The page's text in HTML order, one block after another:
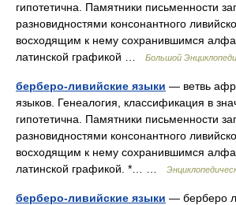
гипотетична. Памятники письменности
разновидностями консонантного
восходящим к нему сохранившимся
латинской графикой …
Большой
берберо-ливийские языки — ветвь
языков. Генеалогия, классификация в
гипотетична. Памятники письменности
разновидностями консонантного
восходящим к нему сохранившимся
латинской графикой. *… …
берберо-ливийские языки — берберо